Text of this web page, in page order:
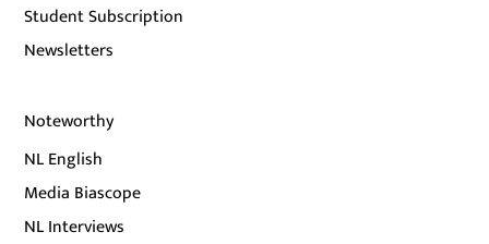
Student Subscription
Newsletters
Noteworthy
NL English
Media Biascope
NL Interviews